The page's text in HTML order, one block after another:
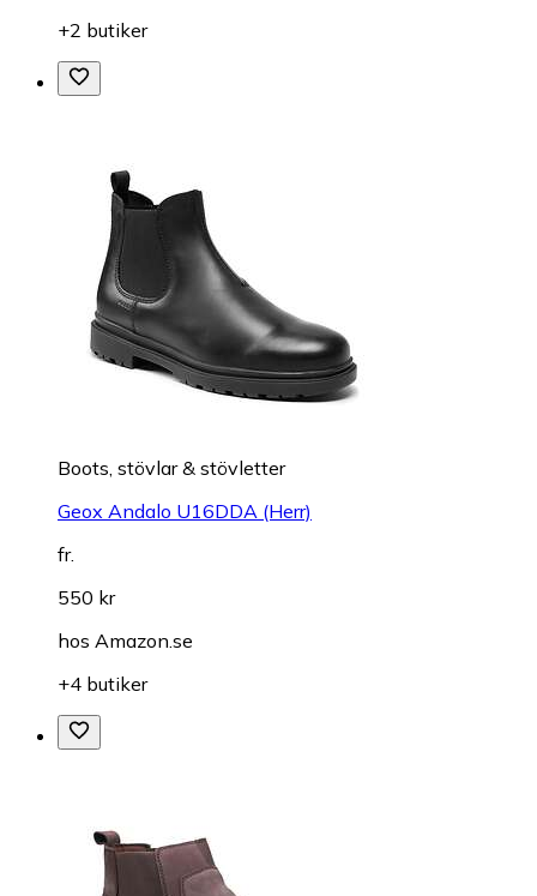
+2 butiker
Boots, stövlar & stövletter
Geox Andalo U16DDA (Herr)
fr.
550 kr
hos Amazon.se
+4 butiker